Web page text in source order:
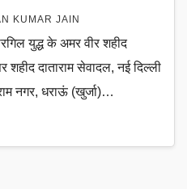
KUMAR JAIN
युद्ध के अमर वीर शहीद
शहीद दाताराम सेवादल, नई दिल्ली
नगर, धराऊं (खुर्जा)…